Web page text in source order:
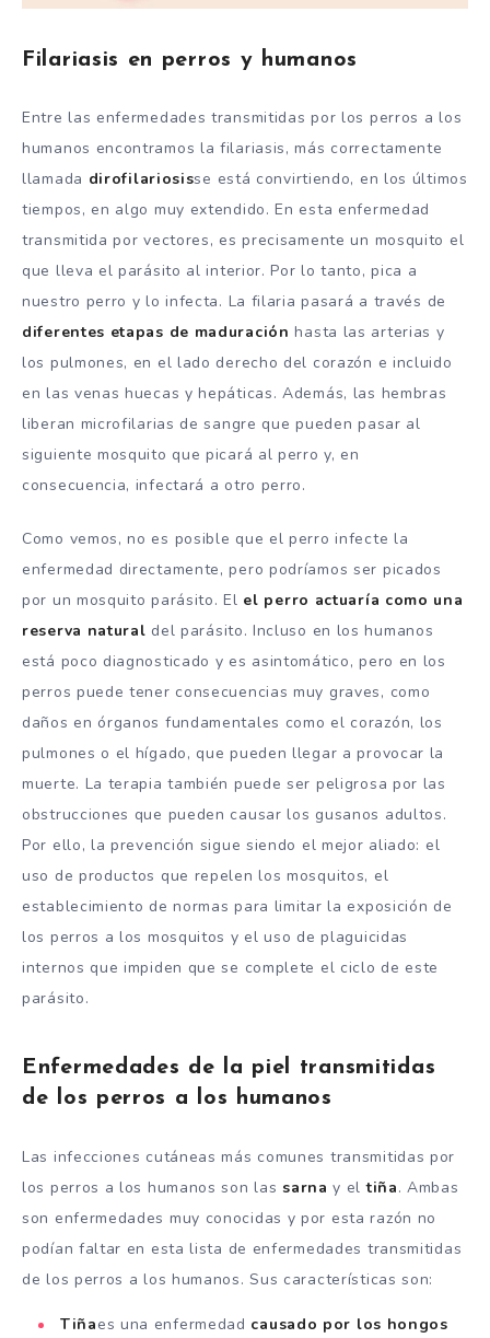
Filariasis en perros y humanos
Entre las enfermedades transmitidas por los perros a los
humanos encontramos la filariasis, más correctamente
llamada dirofilariosisse está convirtiendo, en los últimos
tiempos, en algo muy extendido. En esta enfermedad
transmitida por vectores, es precisamente un mosquito el
que lleva el parásito al interior. Por lo tanto, pica a
nuestro perro y lo infecta. La filaria pasará a través de
diferentes etapas de maduración hasta las arterias y
los pulmones, en el lado derecho del corazón e incluido
en las venas huecas y hepáticas. Además, las hembras
liberan microfilarias de sangre que pueden pasar al
siguiente mosquito que picará al perro y, en
consecuencia, infectará a otro perro.
Como vemos, no es posible que el perro infecte la
enfermedad directamente, pero podríamos ser picados
por un mosquito parásito. El el perro actuaría como una
reserva natural del parásito. Incluso en los humanos
está poco diagnosticado y es asintomático, pero en los
perros puede tener consecuencias muy graves, como
daños en órganos fundamentales como el corazón, los
pulmones o el hígado, que pueden llegar a provocar la
muerte. La terapia también puede ser peligrosa por las
obstrucciones que pueden causar los gusanos adultos.
Por ello, la prevención sigue siendo el mejor aliado: el
uso de productos que repelen los mosquitos, el
establecimiento de normas para limitar la exposición de
los perros a los mosquitos y el uso de plaguicidas
internos que impiden que se complete el ciclo de este
parásito.
Enfermedades de la piel transmitidas
de los perros a los humanos
Las infecciones cutáneas más comunes transmitidas por
los perros a los humanos son lassarna y eltiña. Ambas
son enfermedades muy conocidas y por esta razón no
podían faltar en esta lista de enfermedades transmitidas
de los perros a los humanos. Sus características son:
Tiñaes una enfermedad causado por los hongos